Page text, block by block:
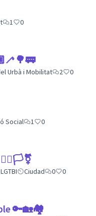
1 0
Urbà i Mobilitat 2 0
Social 1 0
Ciudad 0 0
🔑🏡🏘